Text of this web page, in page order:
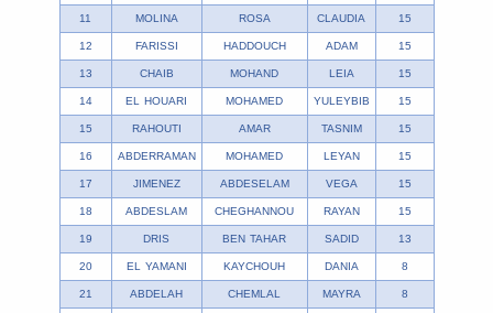
11 MOLINA ROSA CLAUDIA 15
12 FARISSI HADDOUCH ADAM 15
13 CHAIB MOHAND LEIA 15
14 EL HOUARI MOHAMED YULEYBIB 15
15 RAHOUTI AMAR TASNIM 15
16 ABDERRAMAN MOHAMED LEYAN 15
17 JIMENEZ ABDESELAM VEGA 15
18 ABDESLAM CHEGHANNOU RAYAN 15
19 DRIS BEN TAHAR SADID 13
20 EL YAMANI KAYCHOUH DANIA 8
21 ABDELAH CHEMLAL MAYRA 8